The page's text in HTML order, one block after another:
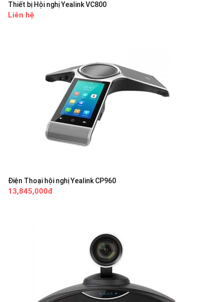
Thiết bị Hội nghị Yealink VC800
Liên hệ
Điện Thoại hội nghị Yealink CP960
13,845,000đ